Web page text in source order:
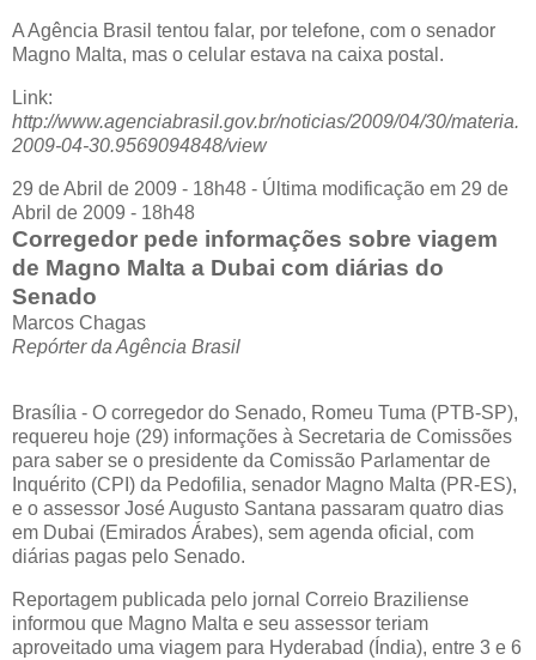
A Agência Brasil tentou falar, por telefone, com o senador
Magno Malta, mas o celular estava na caixa postal.
Link:
http://www.agenciabrasil.gov.br/noticias/2009/04/30/materia.
2009-04-30.9569094848/view
29 de Abril de 2009 - 18h48 - Última modificação em 29 de
Abril de 2009 - 18h48
Corregedor pede informações sobre viagem
de Magno Malta a Dubai com diárias do
Senado
Marcos Chagas
Repórter da Agência Brasil
Brasília - O corregedor do Senado, Romeu Tuma (PTB-SP),
requereu hoje (29) informações à Secretaria de Comissões
para saber se o presidente da Comissão Parlamentar de
Inquérito (CPI) da Pedofilia, senador Magno Malta (PR-ES),
e o assessor José Augusto Santana passaram quatro dias
em Dubai (Emirados Árabes), sem agenda oficial, com
diárias pagas pelo Senado.
Reportagem publicada pelo jornal Correio Braziliense
informou que Magno Malta e seu assessor teriam
aproveitado uma viagem para Hyderabad (Índia), entre 3 e 6